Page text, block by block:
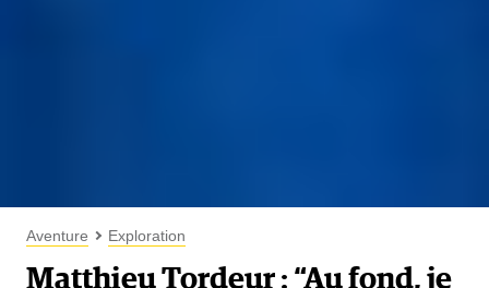
Aventure Exploration
Matthieu Tordeur : “Au fond, je